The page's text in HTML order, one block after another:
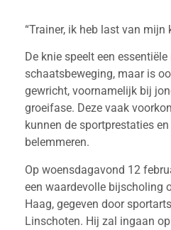
“Trainer, ik heb last van mijn
De knie speelt een
schaatsbeweging, maar is
gewricht, voornamelijk bij
groeifase. Deze vaak
kunnen de sportprestaties
belemmeren.
Op woensdagavond 12
een waardevolle bijscholing
Haag, gegeven door
Linschoten. Hij zal ingaan